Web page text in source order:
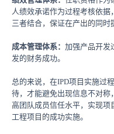
人绩效承诺作为过程考核依
三者结合，保证在产出的同时
成本管理体系： 加强产品开发
发的财务成功。
总的来说，在IPD项目实施过
待，才能避免出现信息不对
高团队成员信任水平，实现项
工程项目的成功实施。